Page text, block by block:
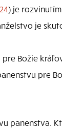
) je
je
Božie
pre
panenstva.